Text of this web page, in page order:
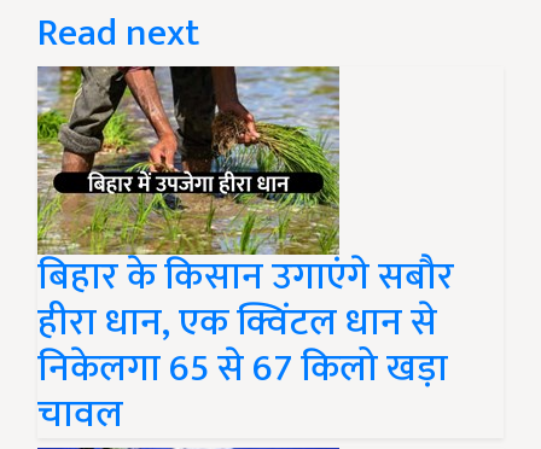
Read next
बिहार के किसान उगाएंगे सबौर
हीरा धान, एक क्विंटल धान से
निकेलगा 65 से 67 किलो खड़ा
चावल